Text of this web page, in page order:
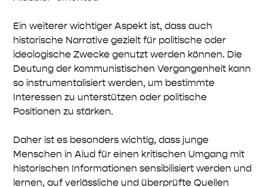
Ein weiterer wichtiger Aspekt ist, dass auch
historische Narrative gezielt für politische oder
ideologische Zwecke genutzt werden können. Die
Deutung der kommunistischen Vergangenheit kann
so instrumentalisiert werden, um bestimmte
Interessen zu unterstützen oder politische
Positionen zu stärken.
Daher ist es besonders wichtig, dass junge
Menschen in Aiud für einen kritischen Umgang mit
historischen Informationen sensibilisiert werden und
lernen, auf verlässliche und überprüfte Quellen